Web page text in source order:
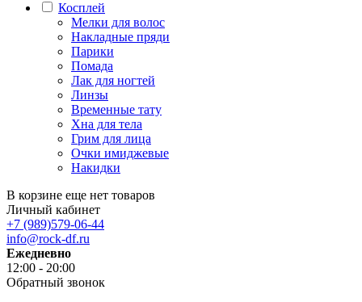
Косплей
Мелки для волос
Накладные пряди
Парики
Помада
Лак для ногтей
Линзы
Временные тату
Хна для тела
Грим для лица
Очки имиджевые
Накидки
В корзине еще нет товаров
Личный кабинет
+7 (989)579-06-44
info@rock-df.ru
Ежедневно
12:00 - 20:00
Обратный звонок